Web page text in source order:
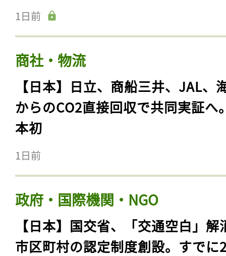
1日前
商社・物流
【日本】日立、商船三井、JAL、
からのCO2直接回収で共同実証へ
本初
1日前
政府・国際機関・NGO
【日本】国交省、「交通空白」解
市区町村の認定制度創設。すでに